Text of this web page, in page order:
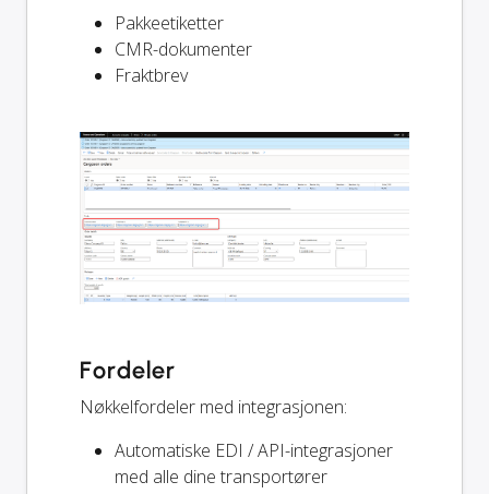
Pakkeetiketter
CMR-dokumenter
Fraktbrev
Fordeler
Nøkkelfordeler med integrasjonen:
Automatiske EDI / API-integrasjoner
med alle dine transportører